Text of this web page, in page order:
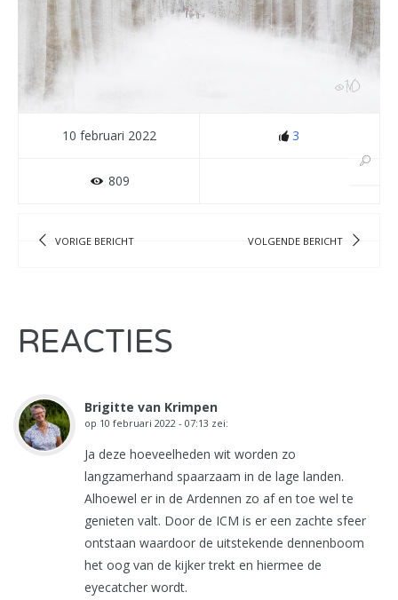
10 februari 2022 3
809
VORIGE BERICHT VOLGENDE BERICHT
REACTIES
Brigitte van Krimpen
op 10 februari 2022 - 07:13 zei:
Ja deze hoeveelheden wit worden zo
langzamerhand spaarzaam in de lage landen.
Alhoewel er in de Ardennen zo af en toe wel te
genieten valt. Door de ICM is er een zachte sfeer
ontstaan waardoor de uitstekende dennenboom
het oog van de kijker trekt en hiermee de
eyecatcher wordt.